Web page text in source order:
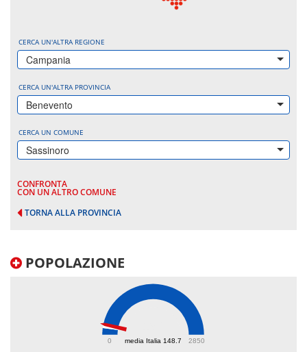
CERCA UN'ALTRA REGIONE
Campania
CERCA UN'ALTRA PROVINCIA
Benevento
CERCA UN COMUNE
Sassinoro
CONFRONTA
CON UN ALTRO COMUNE
TORNA ALLA PROVINCIA
POPOLAZIONE
media Italia 148.7
0 2850